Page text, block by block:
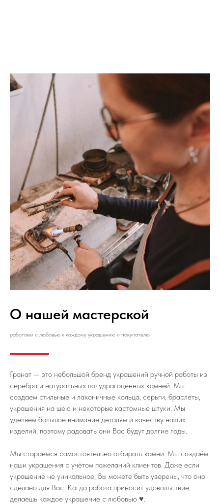
О нашей мастерской
работаем с любовью к каждому украшению и покупателю
Гранат — это небольшой бренд украшений ручной работы из
серебра и натуральных полудрагоценных камней. Мы
создаем стильные и лаконичные кольца, серьги, браслеты,
украшения на шею и некоторые кастомные штуки. Мы
уделяем большое внимание деталям и качеству наших
изделий, поэтому радовать они Вас будут долгие годы.
Мы стараемся самостоятельно отбирать камни. Мы создаём
наши украшения с учётом пожеланий клиентов. Даже если
украшение не уникальное, Вы можете быть уверены, что оно
сделано для Вас. Когда работа приносит удовольствие,
делаешь каждое украшение с любовью ♥️.